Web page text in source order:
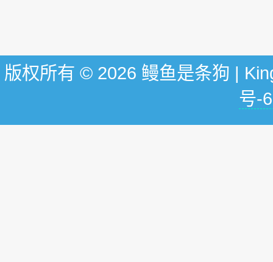
版权所有 © 2026 鳗鱼是条狗 |
号-